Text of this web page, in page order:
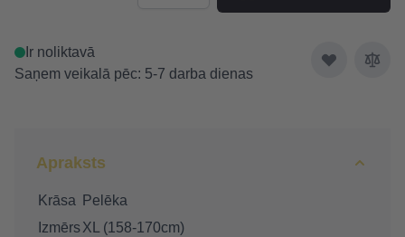
Ir noliktavā
Saņem veikalā pēc: 5-7 darba dienas
Apraksts
Krāsa
Pelēka
IzmērsXL (158-170cm)